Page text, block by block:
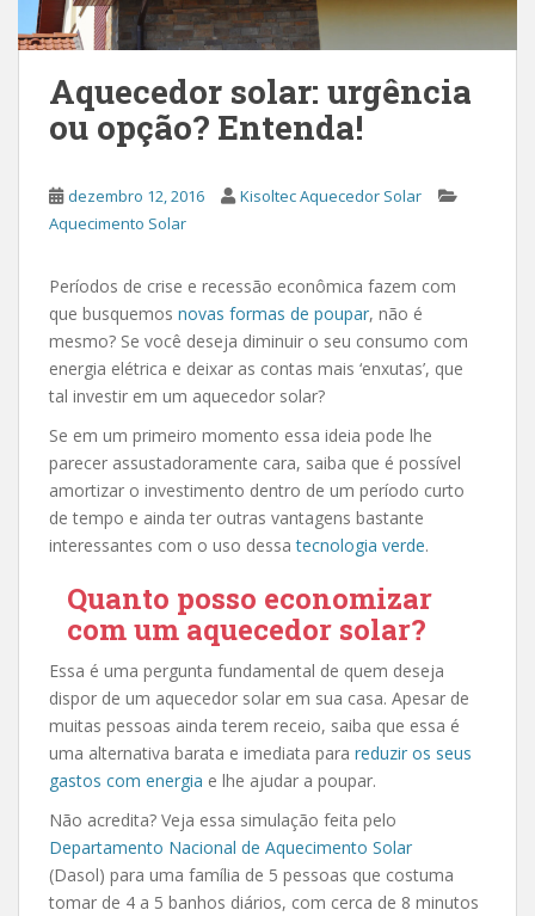
Aquecedor solar: urgência
ou opção? Entenda!
dezembro 12, 2016
Kisoltec Aquecedor Solar
Aquecimento Solar
Períodos de crise e recessão econômica fazem com
que busquemos novas formas de poupar, não é
mesmo? Se você deseja diminuir o seu consumo com
energia elétrica e deixar as contas mais ‘enxutas’, que
tal investir em um aquecedor solar?
Se em um primeiro momento essa ideia pode lhe
parecer assustadoramente cara, saiba que é possível
amortizar o investimento dentro de um período curto
de tempo e ainda ter outras vantagens bastante
interessantes com o uso dessatecnologia verde.
Quanto posso economizar
com um aquecedor solar?
Essa é uma pergunta fundamental de quem deseja
dispor de um aquecedor solar em sua casa. Apesar de
muitas pessoas ainda terem receio, saiba que essa é
uma alternativa barata e imediata para reduzir os seus
gastos com energia e lhe ajudar a poupar.
Não acredita? Veja essa simulação feita pelo
Departamento Nacional de Aquecimento Solar
(Dasol) para uma família de 5 pessoas que costuma
tomar de 4 a 5 banhos diários, com cerca de 8 minutos